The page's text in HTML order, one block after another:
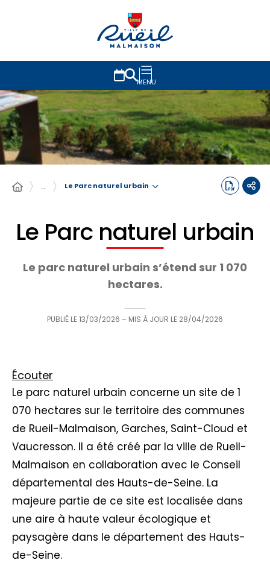
MENU
… Le Parc naturel urbain
Le Parc naturel urbain
Le parc naturel urbain s’étend sur 1 070
hectares.
PUBLIÉ LE13/03/2026 – MIS À JOUR LE 28/04/2026
Écouter
Le parc naturel urbain concerne un site de 1
070 hectares sur le territoire des communes
de Rueil-Malmaison, Garches, Saint-Cloud et
Vaucresson. Il a été créé par la ville de Rueil-
Malmaison en collaboration avec le Conseil
départemental des Hauts-de-Seine. La
majeure partie de ce site est localisée dans
une aire à haute valeur écologique et
paysagère dans le département des Hauts-
de-Seine.